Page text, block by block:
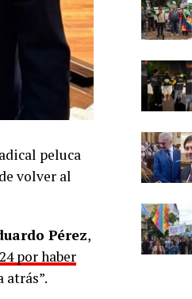
peluca
volver al
Pérez,
por haber
atrás”.